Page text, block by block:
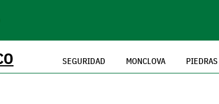
SEGURIDAD MONCLOVA